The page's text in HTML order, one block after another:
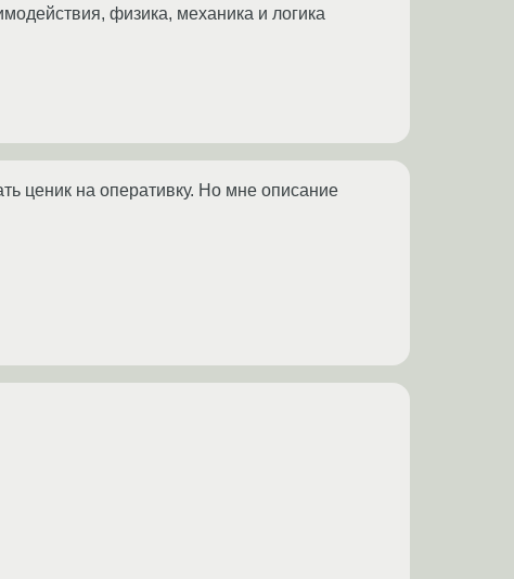
физика, механика и логика
ценик на оперативку. Но мне описание